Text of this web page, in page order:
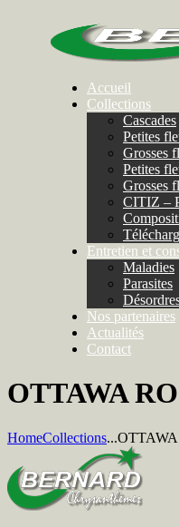
Accueil
Collections
Cascades
Petites
Grosses
Petites
Grosses
CITIZ –
Entretien et
Maladies
Parasites
Nos partenaires
Actualités
Contact
OTTAWA
HomeCollections...OTTAWA